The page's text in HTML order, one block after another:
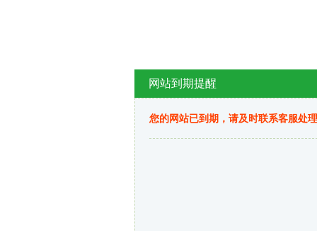
网站到期提醒
您的网站已到期，请及时联系客服处理